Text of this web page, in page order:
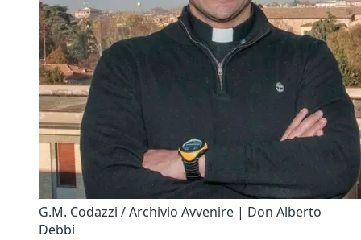
G.M. Codazzi / Archivio Avvenire | Don Alberto
Debbi